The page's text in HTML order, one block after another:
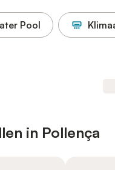
Pool
in Pollença